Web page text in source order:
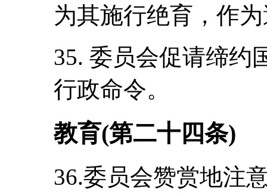
为其施行绝育，作
35. 委员会促请缔约
行政命令。
教育(第二十四条)
36.委员会赞赏地注